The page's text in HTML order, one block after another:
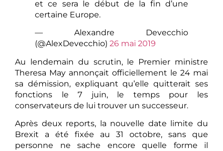
et ce sera le début de la fin d’une
certaine Europe.
— Alexandre Devecchio
(@AlexDevecchio) 26 mai 2019
Au lendemain du scrutin, le Premier ministre
Theresa May annonçait officiellement le 24 mai
sa démission, expliquant qu’elle quitterait ses
fonctions le 7 juin, le temps pour les
conservateurs de lui trouver un successeur.
Après deux reports, la nouvelle date limite du
Brexit a été fixée au 31 octobre, sans que
personne ne sache encore quelle forme il